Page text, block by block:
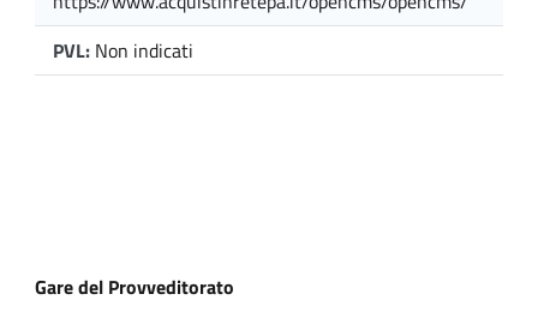
PVL: Non indicati
Gare del Provveditorato